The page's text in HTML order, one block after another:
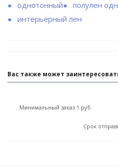
однотонный
полулен
интерьерный лен
Вас также может
Минимальный заказ 1 руб.
Срок